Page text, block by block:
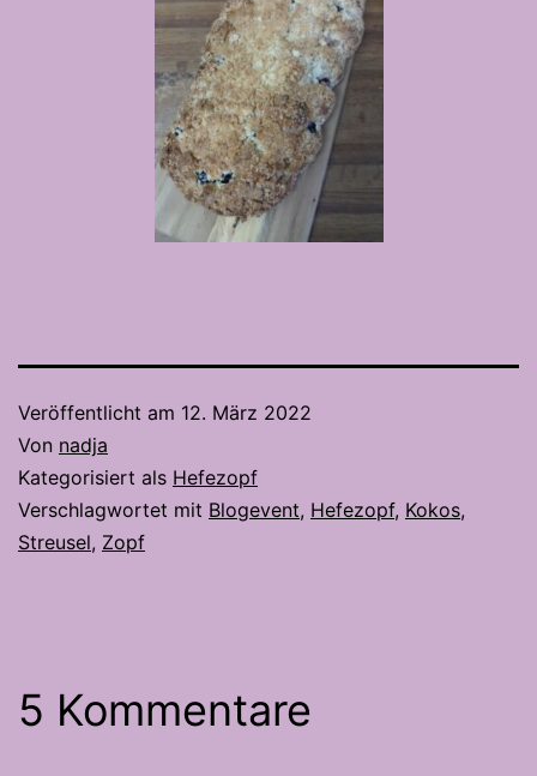
Veröffentlicht am 12. März 2022
Von nadja
Kategorisiert als Hefezopf
Verschlagwortet mit Blogevent, Hefezopf, Kokos,
Streusel, Zopf
5 Kommentare